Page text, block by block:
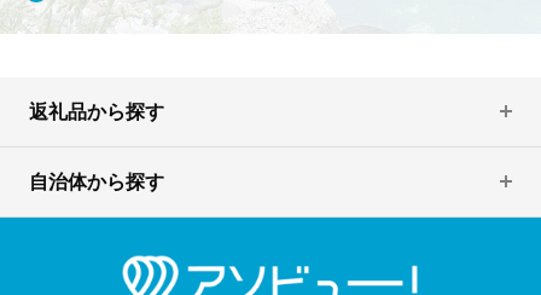
返礼品から探す
自治体から探す